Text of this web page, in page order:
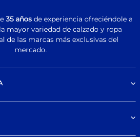
35 añosde experiencia ofreciéndole a
mayor variedad de calzado y ropa
de las marcas más exclusivas del
mercado.